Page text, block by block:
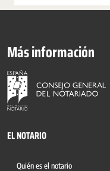
Más información
EL NOTARIO
Quién es el notario